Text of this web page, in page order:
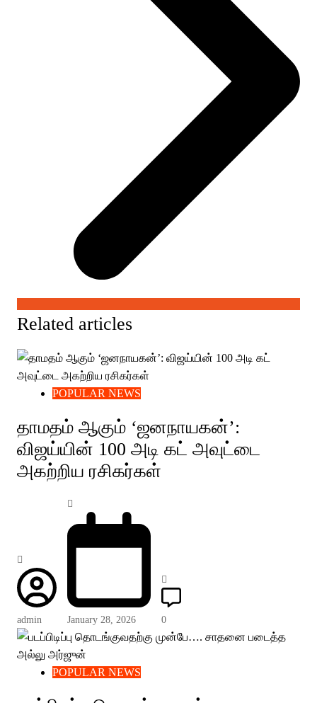
Related articles
POPULAR NEWS
தாமதம் ஆகும் ‘ஜனநாயகன்’:
விஜய்யின் 100 அடி கட் அவுட்டை
அகற்றிய ரசிகர்கள்
admin January 28, 2026 0
POPULAR NEWS